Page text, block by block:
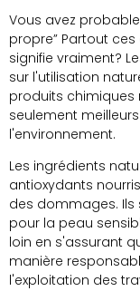
Vous avez
propre” Partout
signifie vraiment?
sur l'utilisation
produits chimiques
seulement
l'environnement.
Les ingrédients
antioxydants
des dommages. Ils
pour la peau
loin en s'assurant
manière
l'exploitation des